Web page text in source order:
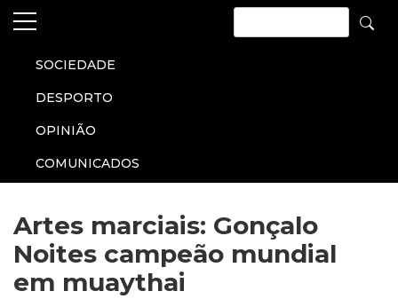
SOCIEDADE
DESPORTO
OPINIÃO
COMUNICADOS
Artes marciais: Gonçalo
Noites campeão mundial
em muaythai